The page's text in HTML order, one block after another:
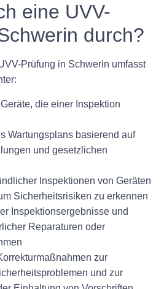
eine UVV-
durch?
Prüfung in Schwerin umfasst
die einer Inspektion
Wartungsplans basierend auf
und gesetzlichen
Inspektionen von Geräten
Sicherheitsrisiken zu erkennen
Inspektionsergebnisse und
Reparaturen oder
zur
und zur